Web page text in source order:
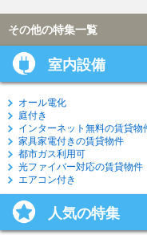
その他の特集一覧
室内設備
オール電化
庭付き
インターネット無料の賃貸物
家具家電付きの賃貸物件
都市ガス利用可
光ファイバー対応の賃貸物件
エアコン付き
人気の特集